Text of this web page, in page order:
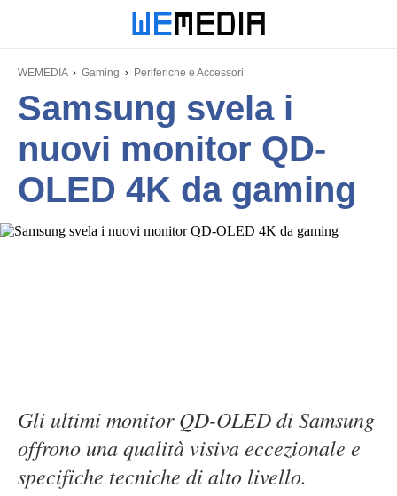
WEMEDIA Gaming Periferiche e Accessori
Samsung svela i
nuovi monitor QD-
OLED 4K da gaming
Gli ultimi monitor QD-OLED di Samsung
offrono una qualità visiva eccezionale e
specifiche tecniche di alto livello.